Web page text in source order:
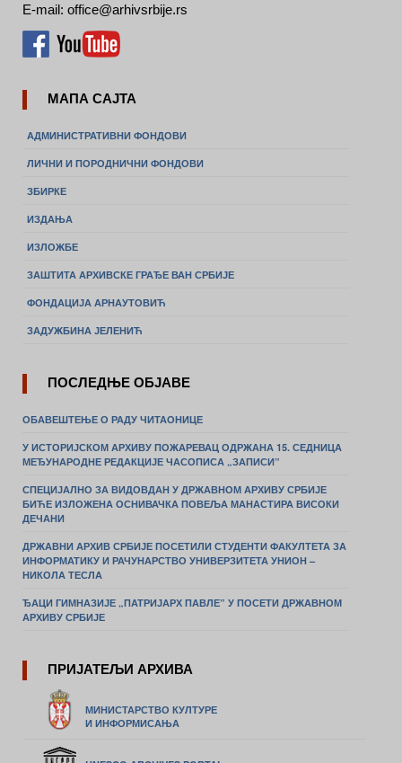
E-mail: office@arhivsrbije.rs
МАПА САЈТА
АДМИНИСТРАТИВНИ ФОНДОВИ
ЛИЧНИ И ПОРОДНИЧНИ ФОНДОВИ
ЗБИРКЕ
ИЗДАЊА
ИЗЛОЖБЕ
ЗАШТИТА АРХИВСКЕ ГРАЂЕ ВАН СРБИЈЕ
ФОНДАЦИЈА АРНАУТОВИЋ
ЗАДУЖБИНА ЈЕЛЕНИЋ
ПОСЛЕДЊЕ ОБЈАВЕ
ОБАВЕШТЕЊЕ О РАДУ ЧИТАОНИЦЕ
У ИСТОРИЈСКОМ АРХИВУ ПОЖАРЕВАЦ ОДРЖАНА 15. СЕДНИЦА
МЕЂУНАРОДНЕ РЕДАКЦИЈЕ ЧАСОПИСА „ЗАПИСИ”
СПЕЦИЈАЛНО ЗА ВИДОВДАН У ДРЖАВНОМ АРХИВУ СРБИЈЕ
БИЋЕ ИЗЛОЖЕНА ОСНИВАЧКА ПОВЕЉА МАНАСТИРА ВИСОКИ
ДЕЧАНИ
ДРЖАВНИ АРХИВ СРБИЈЕ ПОСЕТИЛИ СТУДЕНТИ ФАКУЛТЕТА ЗА
ИНФОРМАТИКУ И РАЧУНАРСТВО УНИВЕРЗИТЕТА УНИОН –
НИКОЛА ТЕСЛА
ЂАЦИ ГИМНАЗИЈЕ „ПАТРИЈАРХ ПАВЛЕ” У ПОСЕТИ ДРЖАВНОМ
АРХИВУ СРБИЈЕ
ПРИЈАТЕЉИ АРХИВА
МИНИСТАРСТВО КУЛТУРЕ
И ИНФОРМИСАЊА